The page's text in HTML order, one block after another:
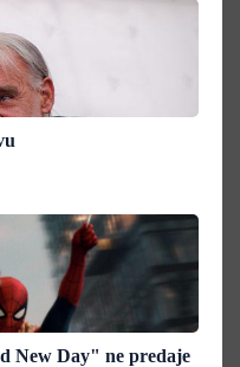
New Day" ne predaje